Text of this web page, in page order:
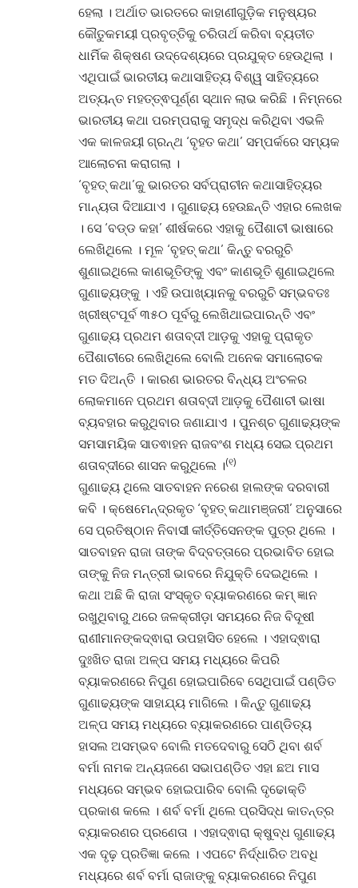
ହେଲା । ଅର୍ଥାତ ଭାରତରେ କାହାଣୀଗୁଡ଼ିକ ମନୁଷ୍ୟର
କୌତୁକମୟୀ ପ୍ରବୃତ୍ତିକୁ ଚରିତାର୍ଥ କରିବା ବ୍ୟତୀତ
ଧାର୍ମିକ ଶିକ୍ଷଣ ଉଦ୍ଦେଶ୍ୟରେ ପ୍ରଯୁକ୍ତ ହେଉଥିଲା ।
ଏଥିପାଇଁ ଭାରତୀୟ କଥାସାହିତ୍ୟ ବିଶ୍ୱ ସାହିତ୍ୟରେ
ଅତ୍ୟନ୍ତ ମହତ୍ତ୍ଵପୂର୍ଣ୍ଣ ସ୍ଥାନ ଲାଭ କରିଛି । ନିମ୍ନରେ
ଭାରତୀୟ କଥା ପରମ୍ପରାକୁ ସମୃଦ୍ଧ କରିଥିବା ଏଭଳି
ଏକ କାଳଜୟୀ ଗ୍ରନ୍ଥ ‘ବୃହତ କଥା’ ସମ୍ପର୍କରେ ସମ୍ୟକ
ଆଲୋଚନା କରାଗଲା ।
‘ବୃହତ୍ କଥା’କୁ ଭାରତର ସର୍ବପ୍ରାଚୀନ କଥାସାହିତ୍ୟର
ମାନ୍ୟତା ଦିଆଯାଏ । ଗୁଣାଢ୍ୟ ହେଉଛନ୍ତି ଏହାର ଲେଖକ
। ସେ ‘ବଡ୍‌ଡ କହା’ ଶୀର୍ଷକରେ ଏହାକୁ ପୈଶାଚୀ ଭାଷାରେ
ଲେଖିଥିଲେ । ମୂଳ ‘ବୃହତ୍ କଥା’ କିନ୍ତୁ ବରରୁଚି
ଶୁଣାଇଥିଲେ କାଣଭୂତିଙ୍କୁ ଏବଂ କାଣଭୂତି ଶୁଣାଇଥିଲେ
ଗୁଣାଢ୍ୟଙ୍କୁ । ଏହି ଉପାଖ୍ୟାନକୁ ବରରୁଚି ସମ୍ଭବତଃ
ଖ୍ରୀଷ୍ଟପୂର୍ବ ୩୫୦ ପୂର୍ବରୁ ଲେଖିଥାଇପାରନ୍ତି ଏବଂ
ଗୁଣାଢ୍ୟ ପ୍ରଥମ ଶତାବ୍ଦୀ ଆଡ଼କୁ ଏହାକୁ ପ୍ରାକୃତ
ପୈଶାଚୀରେ ଲେଖିଥିଲେ ବୋଲି ଅନେକ ସମାଲୋଚକ
ମତ ଦିଅନ୍ତି । କାରଣ ଭାରତର ବିନ୍ଧ୍ୟ ଅଂଚଳର
ଲୋକମାନେ ପ୍ରଥମ ଶତାବ୍ଦୀ ଆଡ଼କୁ ପୈଶାଚୀ ଭାଷା
ବ୍ୟବହାର କରୁଥିବାର ଜଣାଯାଏ । ପୁନଶ୍ଚ ଗୁଣାଢ୍ୟଙ୍କ
ସମସାମୟିକ ସାତଵାହନ ରାଜବଂଶ ମଧ୍ୟ ସେଇ ପ୍ରଥମ
ଶତାବ୍ଦୀରେ ଶାସନ କରୁଥିଲେ ।(୧)
ଗୁଣାଢ୍ୟ ଥିଲେ ସାତବାହନ ନରେଶ ହାଲଙ୍କ ଦରବାରୀ
କବି । କ୍ଷେମେନ୍ଦ୍ରକୃତ ‘ବୃହତ୍ କଥାମଞ୍ଜରୀ’ ଅନୁସାରେ
ସେ ପ୍ରତିଷ୍ଠାନ ନିବାସୀ କୀର୍ତ୍ତିସେନଙ୍କ ପୁତ୍ର ଥିଲେ ।
ସାତବାହନ ରାଜା ତାଙ୍କ ବିଦ୍‌ବତ୍ତାରେ ପ୍ରଭାବିତ ହୋଇ
ତାଙ୍କୁ ନିଜ ମନ୍ତ୍ରୀ ଭାବରେ ନିଯୁକ୍ତି ଦେଇଥିଲେ ।
କଥା ଅଛି କି ରାଜା ସଂସ୍କୃତ ବ୍ୟାକରଣରେ କମ୍ ଜ୍ଞାନ
ରଖୁଥିବାରୁ ଥରେ ଜଳକ୍ରୀଡ଼ା ସମୟରେ ନିଜ ବିଦୂଷୀ
ରାଣୀମାନଙ୍କଦ୍ଵାରା ଉପହାସିତ ହେଲେ । ଏହାଦ୍ଵାରା
ଦୁଃଖିତ ରାଜା ଅଳ୍ପ ସମୟ ମଧ୍ୟରେ କିପରି
ବ୍ୟାକରଣରେ ନିପୁଣ ହୋଇପାରିବେ ସେଥିପାଇଁ ପଣ୍ଡିତ
ଗୁଣାଢ୍ୟଙ୍କ ସାହାଯ୍ୟ ମାଗିଲେ । କିନ୍ତୁ ଗୁଣାଢ୍ୟ
ଅଳ୍ପ ସମୟ ମଧ୍ୟରେ ବ୍ୟାକରଣରେ ପାଣ୍ଡିତ୍ୟ
ହାସଲ ଅସମ୍ଭବ ବୋଲି ମତଦେବାରୁ ସେଠି ଥିବା ଶର୍ବ
ବର୍ମା ନାମକ ଅନ୍ୟଜଣେ ସଭାପଣ୍ଡିତ ଏହା ଛଅ ମାସ
ମଧ୍ୟରେ ସମ୍ଭବ ହୋଇପାରିବ ବୋଲି ଦୃଢୋକ୍ତି
ପ୍ରକାଶ କଲେ । ଶର୍ବ ବର୍ମା ଥିଲେ ପ୍ରସିଦ୍ଧ କାତନ୍ତ୍ର
ବ୍ୟାକରଣର ପ୍ରଣେତା । ଏହାଦ୍ଵାରା କ୍ଷୁବ୍ଧ ଗୁଣାଢ୍ୟ
ଏକ ଦୃଢ଼ ପ୍ରତିଜ୍ଞା କଲେ । ଏପଟେ ନିର୍ଦ୍ଧାରିତ ଅବଧି
ମଧ୍ୟରେ ଶର୍ବ ବର୍ମା ରାଜାଙ୍କୁ ବ୍ୟାକରଣରେ ନିପୁଣ